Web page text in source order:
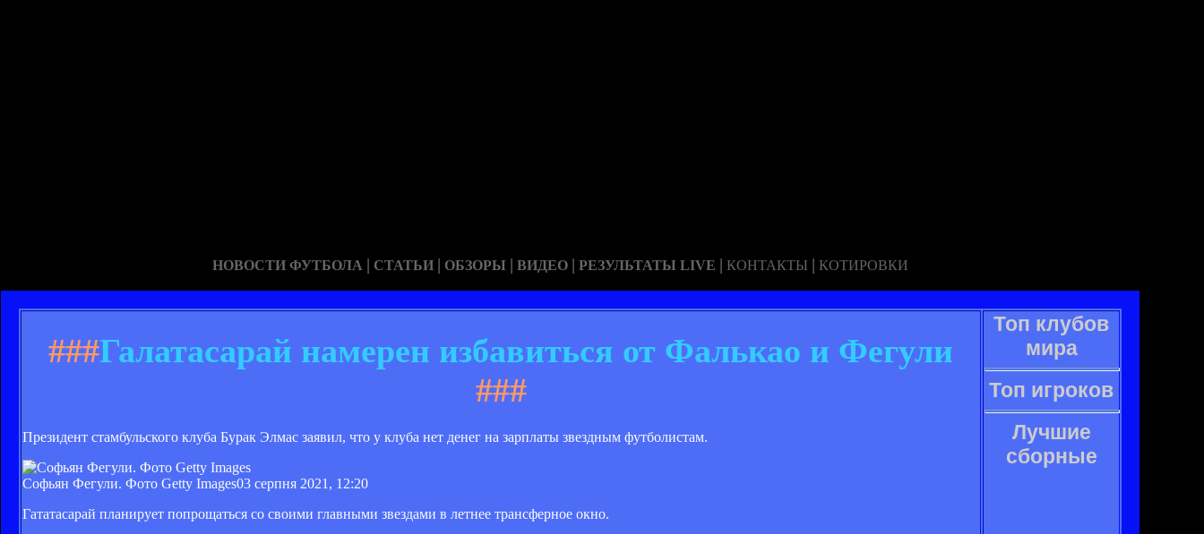
НОВОСТИ ФУТБОЛА | СТАТЬИ | ОБЗОРЫ | ВИДЕО | РЕЗУЛЬТАТЫ LIVE | КОНТАКТЫ | КОТИРОВКИ
###Галатасарай намерен избавиться от Фалькао и Фегули
###
Президент стамбульского клуба Бурак Элмас заявил, что у клуба нет денег на зарплаты звездным футболистам.
Софьян Фегули. Фото Getty Images03 серпня 2021, 12:20
Гататасарай планирует попрощаться со своими главными звездами в летнее трансферное окно.
Топ клубов
мира
Топ игроков
Лучшие
сборные